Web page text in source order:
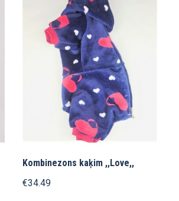
Kombinezons kaķim ,,Love,,
€34.49